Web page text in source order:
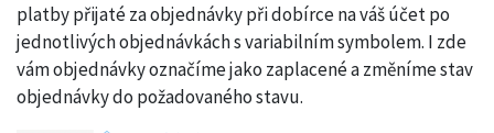
platby přijaté za objednávky při dobírce na váš účet po
jednotlivých objednávkách s variabilním symbolem. I zde
vám objednávky označíme jako zaplacené a změníme stav
objednávky do požadovaného stavu.